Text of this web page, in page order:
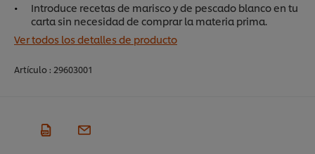
Introduce recetas de marisco y de pescado blanco en tu
carta sin necesidad de comprar la materia prima.
Ver todos los detalles de producto
Artículo : 29603001